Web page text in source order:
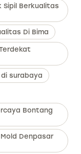
Sipil Berkualitas
Di Bima
surabaya
Bontang
Denpasar